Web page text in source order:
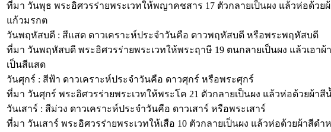
ที่มา วันพุธ พระอิศวรร่ายพระเวทให้พญาคชสาร 17 ตัวกลายเป็นผง แล้วห่อด้วย
แก้วมรกต
วันพฤหัสบดี : สีแสด ดาวเคราะห์ประจำวันคือ ดาวพฤหัสบดี หรือพระพฤหัสบดี
ที่มา วันพฤหัสบดี พระอิศวรร่ายพระเวทให้พระฤาษี 19 ตนกลายเป็นผง แล้วเอ
เป็นสีแสด
วันศุกร์ : สีฟ้า ดาวเคราะห์ประจำวันคือ ดาวศุกร์ หรือพระศุกร์
ที่มา วันศุกร์ พระอิศวรร่ายพระเวทให้พระโค 21 ตัวกลายเป็นผง แล้วห่อด้วยผ้า
วันเสาร์ : สีม่วง ดาวเคราะห์ประจำวันคือ ดาวเสาร์ หรือพระเสาร์
ที่มา วันเสาร์ พระอิศวรร่ายพระเวทให้เสือ 10 ตัวกลายเป็นผง แล้วห่อด้วยผ้าสี